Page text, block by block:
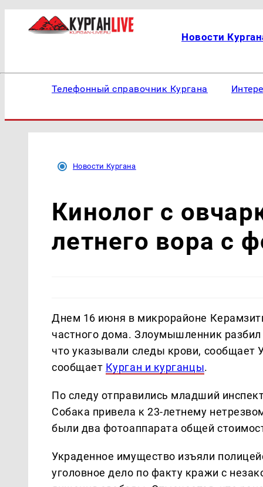
Новости
Телефонный справочник Кургана
Новости Кургана
Кинолог с
летнего вора с
Днем 16 июня в микрорайоне
частного дома. Злоумышленник
что указывали следы крови,
сообщает Курган и курганцы.
По следу отправились младший
Собака привела к 23-летнему
были два фотоаппарата общей
Украденное имущество изъяли
уголовное дело по факту кражи с